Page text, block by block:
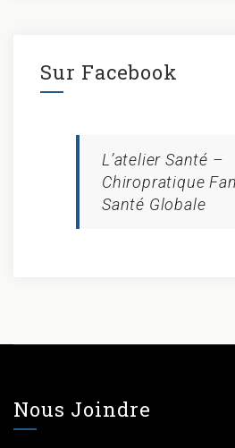
Sur Facebook
L’atelier Santé –
Chiropratique
Santé Globale
Nous Joindre